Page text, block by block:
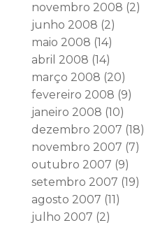
novembro 2008 (2)
junho 2008 (2)
maio 2008 (14)
abril 2008 (14)
março 2008 (20)
fevereiro 2008 (9)
janeiro 2008 (10)
dezembro 2007 (18)
novembro 2007 (7)
outubro 2007 (9)
setembro 2007 (19)
agosto 2007 (11)
julho 2007 (2)